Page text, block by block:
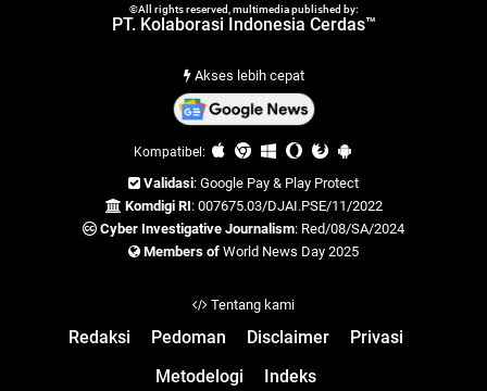
©All rights reserved, multimedia published by:
PT. Kolaborasi Indonesia Cerdas™
Akses lebih cepat
Kompatibel:
Validasi: Google Pay & Play Protect
Komdigi RI: 007675.03/DJAI.PSE/11/2022
Cyber Investigative Journalism: Red/08/SA/2024
Members of World News Day 2025
Tentang kami
Redaksi Pedoman Disclaimer
Privasi
Metodelogi
Indeks